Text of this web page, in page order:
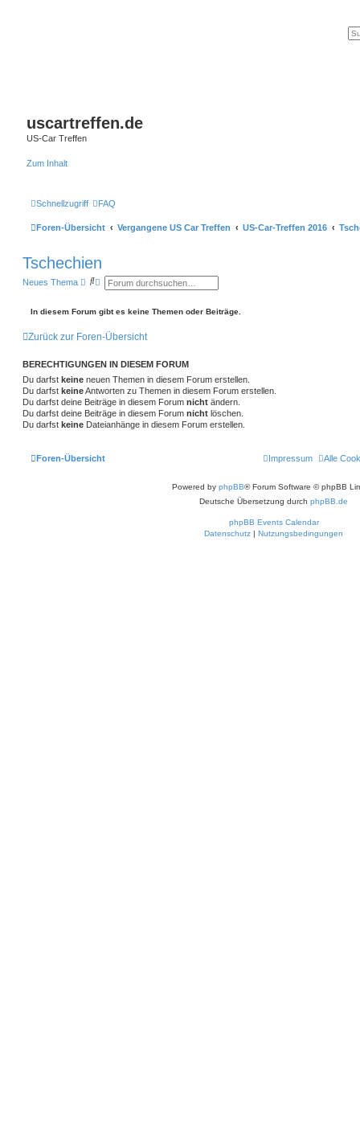
uscartreffen.de
US-Car Treffen
Zum Inhalt
Schnellzugriff FAQ
Foren-Übersicht Vergangene US Car Treffen US-Car-Treffen 2016
Tschechien
Neues Thema
S
h
E
e
i
e
e
S
u
c
h
e
In diesem Forum gibt es keine Themen oder Beiträge.
Zurück zur Foren-Übersicht
BERECHTIGUNGEN IN DIESEM FORUM
Du darfst keine neuen Themen in diesem Forum erstellen.
Du darfst keineAntworten zu Themen in diesem Forum erstellen.
Du darfst deine Beiträge in diesem Forum nicht ändern.
Du darfst deine Beiträge in diesem Forum nicht löschen.
Du darfst keine Dateianhänge in diesem Forum erstellen.
Foren-Übersicht Alle
Impressum
Powered by phpBB® Forum Software © phpBB
Deutsche Übersetzung durch phpBB.de
phpBB Events Calendar
Datenschutz | Nutzungsbedingungen